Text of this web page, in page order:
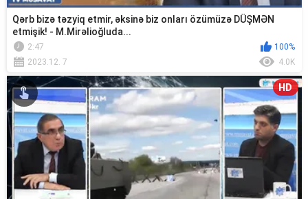
Qərb bizə təzyiq etmir, əksinə biz onları özümüzə DÜŞMƏN
etmişik! - M.Mirəlioğluda...
2:47
100%
2023.12. 7
4.0K
HD